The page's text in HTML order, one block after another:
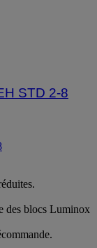
STD 2-8
des blocs Luminox